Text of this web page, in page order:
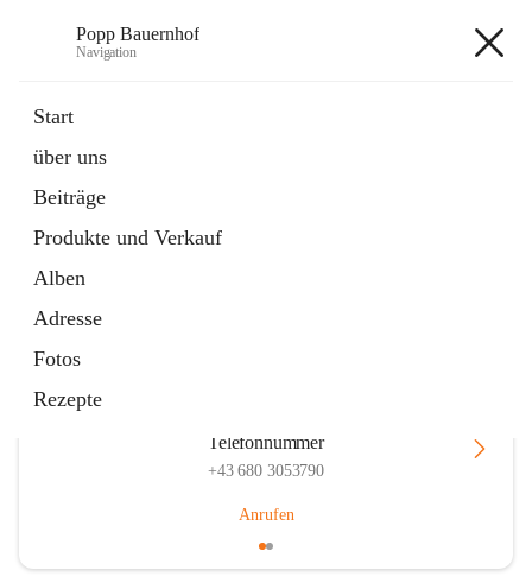
Popp Bauernhof
Navigation
Start
über uns
Beiträge
Produkte und Verkauf
Alben
Adresse
Fotos
Rezepte
Telefonnummer
+43 680 3053790
Anrufen